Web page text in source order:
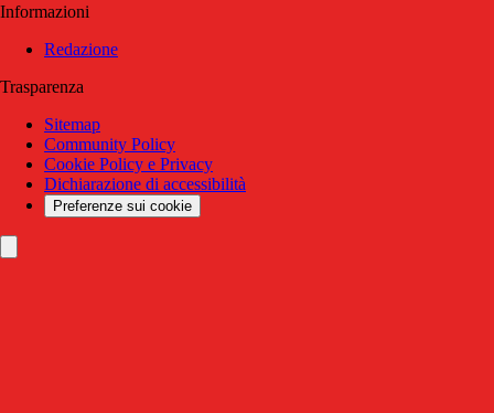
Informazioni
Redazione
Trasparenza
Sitemap
Community Policy
Cookie Policy e Privacy
Dichiarazione di accessibilità
Preferenze sui cookie